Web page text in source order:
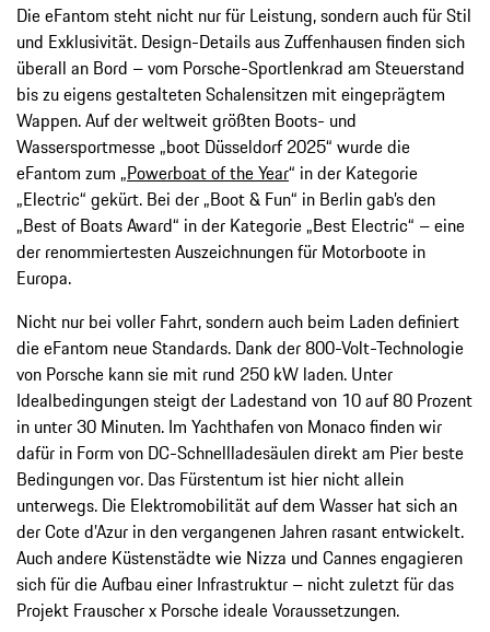
Die eFantom steht nicht nur für Leistung, sondern auch für Stil
und Exklusivität. Design-Details aus Zuffenhausen finden sich
überall an Bord – vom Porsche-Sportlenkrad am Steuerstand
bis zu eigens gestalteten Schalensitzen mit eingeprägtem
Wappen. Auf der weltweit größten Boots- und
Wassersportmesse „boot Düsseldorf 2025“ wurde die
eFantom zum „Powerboat of the Year“ in der Kategorie
„Electric“ gekürt. Bei der „Boot & Fun“ in Berlin gab’s den
„Best of Boats Award“ in der Kategorie „Best Electric“ – eine
der renommiertesten Auszeichnungen für Motorboote in
Europa.
Nicht nur bei voller Fahrt, sondern auch beim Laden definiert
die eFantom neue Standards. Dank der 800-Volt-Technologie
von Porsche kann sie mit rund 250 kW laden. Unter
Idealbedingungen steigt der Ladestand von 10 auf 80 Prozent
in unter 30 Minuten. Im Yachthafen von Monaco finden wir
dafür in Form von DC-Schnellladesäulen direkt am Pier beste
Bedingungen vor. Das Fürstentum ist hier nicht allein
unterwegs. Die Elektromobilität auf dem Wasser hat sich an
der Cote d’Azur in den vergangenen Jahren rasant entwickelt.
Auch andere Küstenstädte wie Nizza und Cannes engagieren
sich für die Aufbau einer Infrastruktur – nicht zuletzt für das
Projekt Frauscher x Porsche ideale Voraussetzungen.